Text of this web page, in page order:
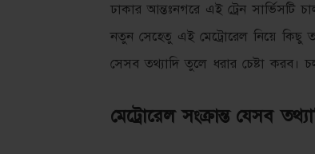
ঢাকার আন্তঃনগরে এই ট্রেন সার্ভিসটি
নতুন সেহেতু এই মেট্রোরেল নিয়ে
সেসব তথ্যাদি তুলে ধরার চেষ্টা করব।
মেট্রোরেল সংক্রান্ত যেসব